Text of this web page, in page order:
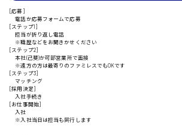
安芸郡
山口県
大竹市
日給制すべて
[応募]
電話か応募フォームで応募
[ステップ1]
担当が折り返し電話
※職歴などをお聞きかせください
[ステップ2]
本社(己斐)か可部営業所で面接
※遠方の方は最寄りのファミレスでもOKです
[ステップ3]
マッチング
[採用決定]
入社手続き
[お仕事開始]
入社
※入社当日は担当も同行します